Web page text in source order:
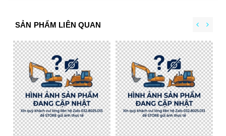
SẢN PHẨM LIÊN QUAN